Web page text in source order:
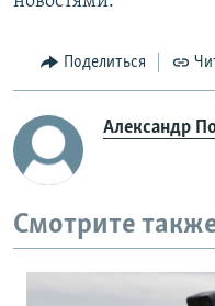
Поделиться
Александр
Смотрите